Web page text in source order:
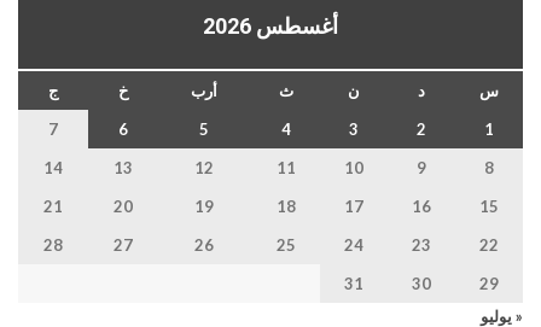
أغسطس 2026
س د ن ث أرب خ
ج
1
2
3
4
5
6
7
8
9
10
11
12
13
14
15
16
17
18
19
20
21
22
23
24
25
26
27
28
29
30
31
« يوليو